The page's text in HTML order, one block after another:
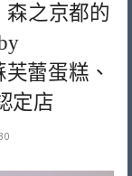
森之京都的
蕾蛋糕、
定店